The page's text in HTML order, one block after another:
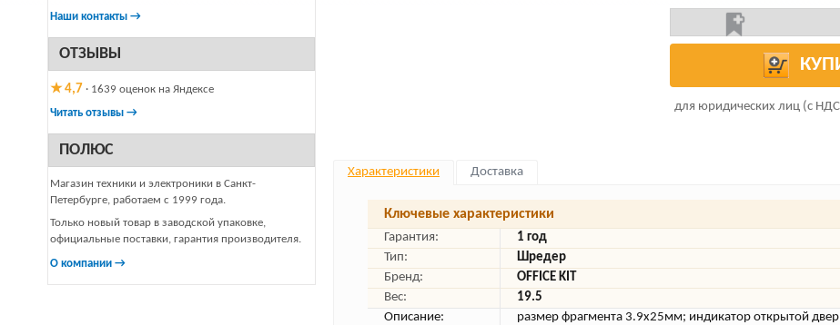
Наши контакты →
ОТЗЫВЫ
★ 4,7 · 1639 оценок на Яндексе
Читать отзывы →
ПОЛЮС
Магазин техники и электроники в Санкт-
Петербурге, работаем с 1999 года.
Только новый товар в заводской упаковке,
официальные поставки, гарантия производителя.
О компании →
для юридических лиц (с
Характеристики Доставка
Ключевые характеристики
Гарантия:
1 год
Тип:
Шредер
Бренд:
OFFICE KIT
Вес:
19.5
Описание:
размер фрагмента 3.9x25мм; индикатор открытой